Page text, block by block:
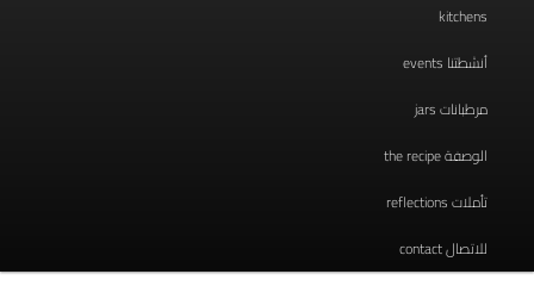
kitchens
أنشطتنا events
مرطبانات jars
الوصفة the recipe
تأملات reflections
للاتصال contact